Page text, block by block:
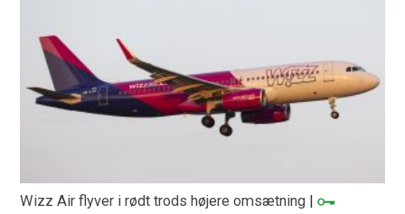
Wizz Air flyver i rødt trods højere omsætning |